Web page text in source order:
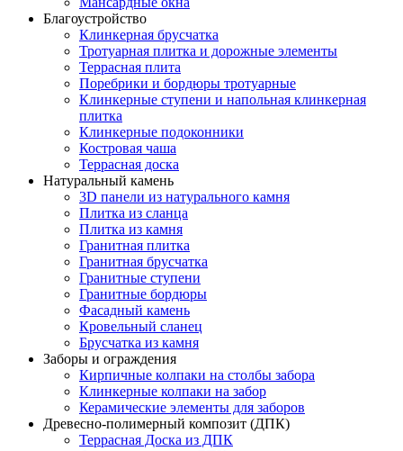
Благоустройство
Клинкерная брусчатка
Тротуарная плитка и дорожные элементы
Террасная плита
Поребрики и бордюры тротуарные
Клинкерные ступени и напольная клинкерная
плитка
Клинкерные подоконники
Костровая чаша
Террасная доска
Натуральный камень
3D панели из натурального камня
Плитка из сланца
Плитка из камня
Гранитная плитка
Гранитная брусчатка
Гранитные ступени
Гранитные бордюры
Фасадный камень
Кровельный сланец
Брусчатка из камня
Заборы и ограждения
Кирпичные колпаки на столбы забора
Клинкерные колпаки на забор
Керамические элементы для заборов
Древесно-полимерный композит (ДПК)
Террасная Доска из ДПК